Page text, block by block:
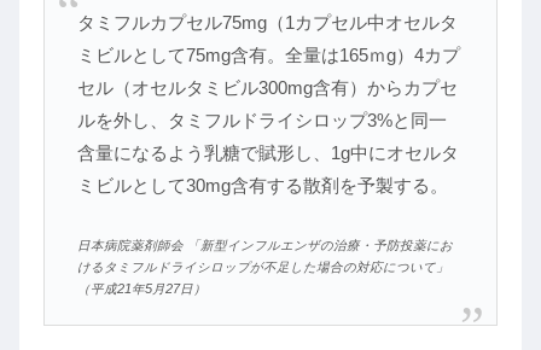
タミフルカプセル75mg（1カプセル中オセルタ
ミビルとして75mg含有。全量は165ｍg）4カプ
セル（オセルタミビル300mg含有）からカプセ
ルを外し、タミフルドライシロップ3%と同一
含量になるよう乳糖で賦形し、1g中にオセルタ
ミビルとして30mg含有する散剤を予製する。
日本病院薬剤師会 「新型インフルエンザの治療・予防投薬にお
けるタミフルドライシロップが不足した場合の対応について」
（平成21年5月27日）